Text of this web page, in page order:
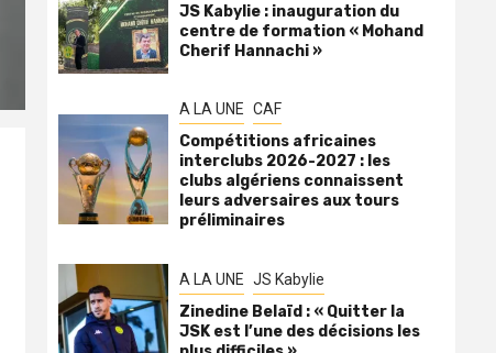
JS Kabylie : inauguration du
centre de formation « Mohand
Cherif Hannachi »
A LA UNE CAF
Compétitions africaines
interclubs 2026-2027 : les
clubs algériens connaissent
leurs adversaires aux tours
préliminaires
A LA UNE JS Kabylie
Zinedine Belaïd : « Quitter la
JSK est l’une des décisions les